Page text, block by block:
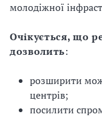
молодіжної
Очікується, що
дозволить:
розширити
центрів;
посилити